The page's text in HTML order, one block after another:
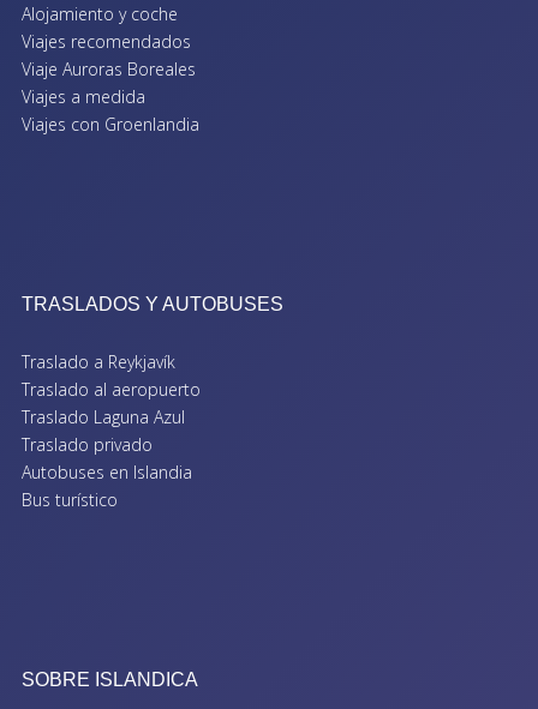
Alojamiento y coche
Viajes recomendados
Viaje Auroras Boreales
Viajes a medida
Viajes con Groenlandia
TRASLADOS Y AUTOBUSES
Traslado a Reykjavík
Traslado al aeropuerto
Traslado Laguna Azul
Traslado privado
Autobuses en Islandia
Bus turístico
SOBRE ISLANDICA